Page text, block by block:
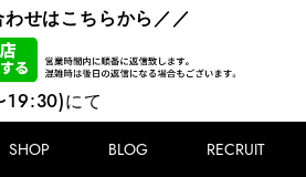
SHOP BLOG RECRUIT
せはこちらから／／
19:30)にて